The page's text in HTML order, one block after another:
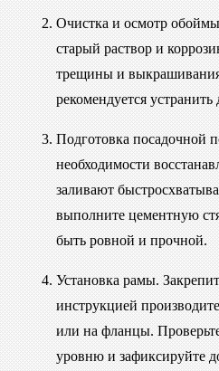
Очистка и осмотр
старый раствор и
трещины и
рекомендуется
Подготовка посадочной
необходимости
заливают
выполните цементную
быть ровной и прочной.
Установка рамы.
инструкцией
или на фланцы.
уровню и зафиксируйте